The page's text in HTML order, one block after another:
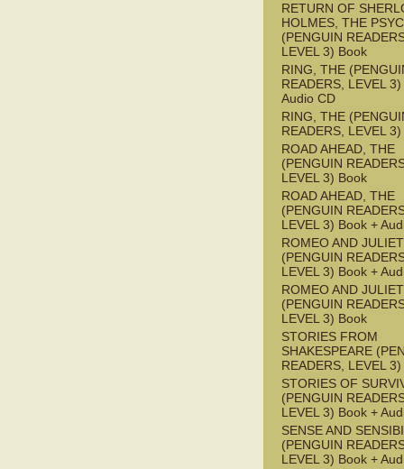
RETURN OF
HOLMES, THE
(PENGUIN
LEVEL 3) Book
RING, THE
READERS, LEVEL
Audio CD
RING, THE
READERS, LEVEL
ROAD AHEAD, THE
(PENGUIN
LEVEL 3) Book
ROAD AHEAD, THE
(PENGUIN
LEVEL 3) Book +
ROMEO AND JULIET
(PENGUIN
LEVEL 3) Book +
ROMEO AND JULIET
(PENGUIN
LEVEL 3) Book
STORIES FROM
SHAKESPEARE
READERS, LEVEL
STORIES OF
(PENGUIN
LEVEL 3) Book +
SENSE AND
(PENGUIN
LEVEL 3) Book +